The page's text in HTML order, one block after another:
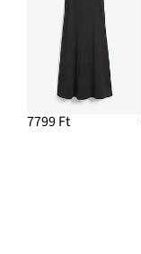
7799 Ft